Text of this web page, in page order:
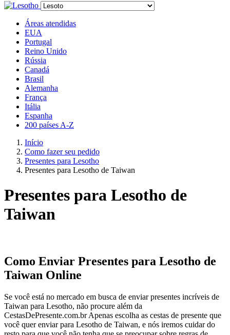
Áreas atendidas
EUA
Portugal
Reino Unido
Rússia
Canadá
Brasil
Alemanha
França
Itália
Espanha
200 países A-Z
Início
Como fazer seu pedido
Presentes para Lesotho
Presentes para Lesotho de Taiwan
Presentes para Lesotho de
Taiwan
Como Enviar Presentes para Lesotho de
Taiwan Online
Se você está no mercado em busca de enviar presentes incríveis de
Taiwan para Lesotho, não procure além da
CestasDePresente.com.br Apenas escolha as cestas de presente que
você quer enviar para Lesotho de Taiwan, e nós iremos cuidar do